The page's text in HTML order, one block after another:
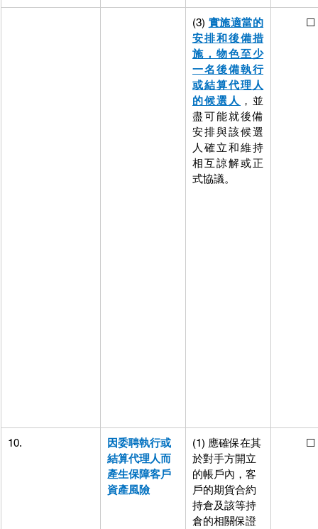
(3) 實施適當的
安排和後備措
施，物色至少
一名後備執行
或結算代理人
的候選人 ，並
盡可能就後備
安排與該候選
人確立和維持
相互諒解或正
式協議。
☐
10.
因委聘執行或
結算代理人而
產生保障客戶
資產風險
(1) 應確保在其
於對手方開立
的帳戶內，客
戶的期貨合約
持倉及該等持
倉的相關保證
☐